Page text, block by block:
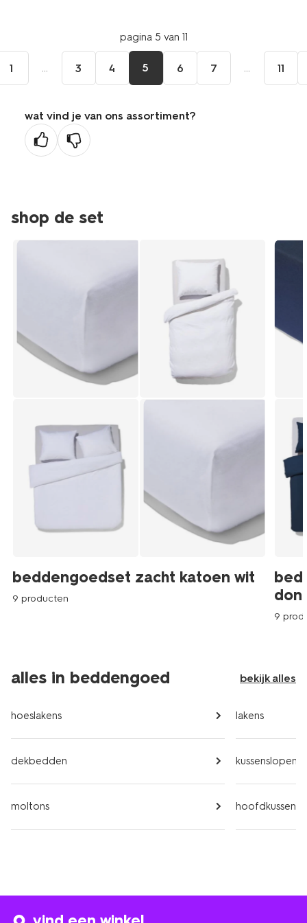
pagina 5 van 11
1 ... 3 4 5 6 7 ... 11
wat vind je van ons assortiment?
shop de set
beddengoedset zacht katoen wit
9 producten
9
alles in beddengoed bekijk alles
hoeslakens
dekbedden
moltons
lakens
kussenslopen
hoofdkussens